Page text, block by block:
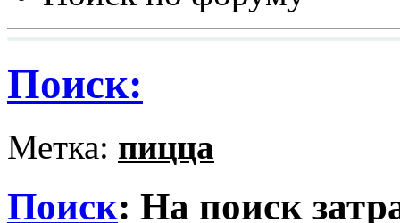
Поиск:
Метка: пицца
Поиск: На поиск